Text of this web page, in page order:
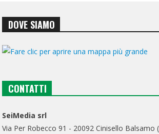
DOVE SIAMO
CONTATTI
SeiMedia srl
Via Per Robecco 91 - 20092 Cinisello Balsamo